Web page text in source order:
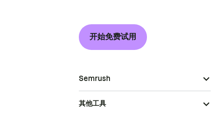
开始免费试用
Semrush
其他工具